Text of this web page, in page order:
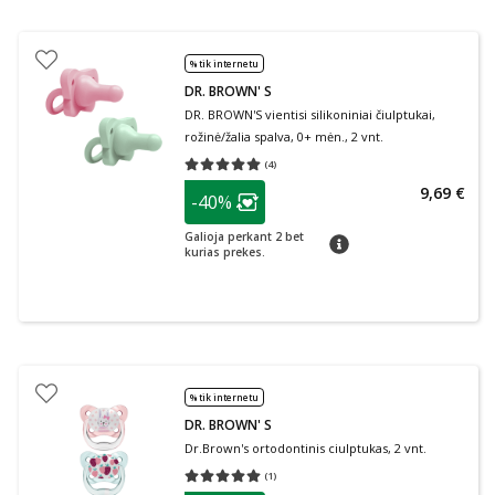
% tik internetu
DR. BROWN' S
DR. BROWN'S vientisi silikoniniai čiulptukai,
rožinė/žalia spalva, 0+ mėn., 2 vnt.
(4)
Vidutinis įvertinimas 5.00
patarimas
Lojalumo klubo narių nuolaida
-40%
Galioja perkant 2 bet
kurias prekes.
patarimas
9,69 €
% tik internetu
DR. BROWN' S
Dr.Brown's ortodontinis ciulptukas, 2 vnt.
(1)
Vidutinis įvertinimas 5.00